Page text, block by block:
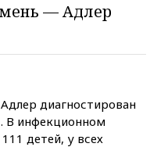
— Адлер
диагностирован
В инфекционном
детей, у всех